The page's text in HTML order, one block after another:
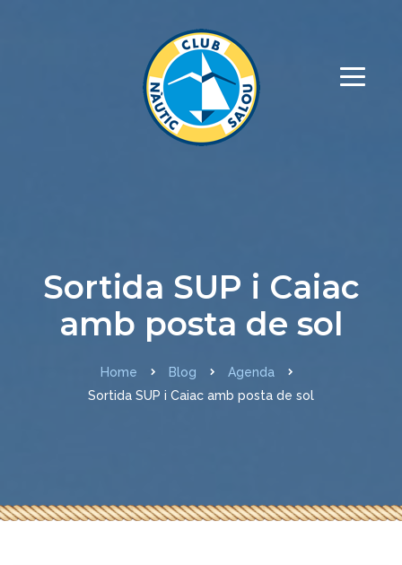
Sortida SUP i Caiac
amb posta de sol
Home Blog
Agenda
Sortida SUP i Caiac amb posta de sol